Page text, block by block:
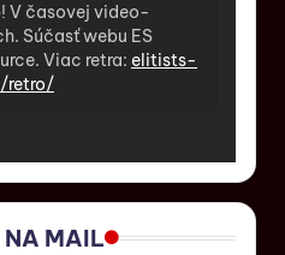
V časovej video-
Súčasť webu ES
Viac retra: elitists-
retro/
NA MAIL